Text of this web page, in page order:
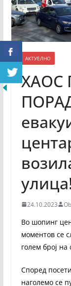
АКТУЕЛНО
ХАОС
24.10.2023
Во шопинг
моментов се
голем број на
Според
наголемо се